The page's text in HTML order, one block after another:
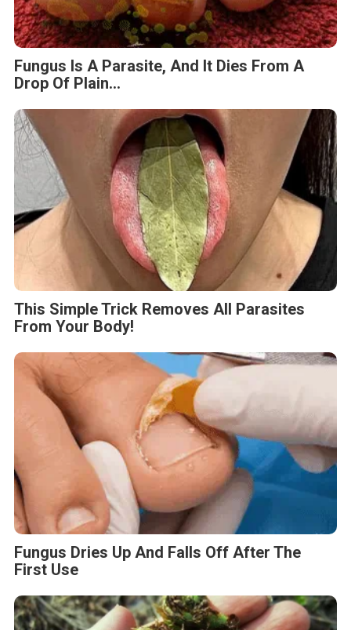
Fungus Is A Parasite, And It Dies From A
Drop Of Plain...
This Simple Trick Removes All Parasites
From Your Body!
Fungus Dries Up And Falls Off After The
First Use